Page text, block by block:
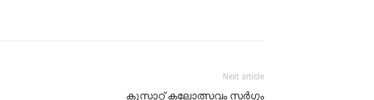
Next article
കുസാറ്റ് കലോത്സവം സർഗ്ഗം